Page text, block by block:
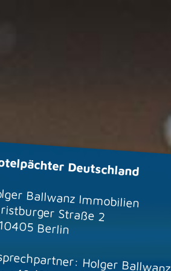
Deutschland
Ballwanz Immobilien
Straße 2
Berlin
Holger Ballwanz